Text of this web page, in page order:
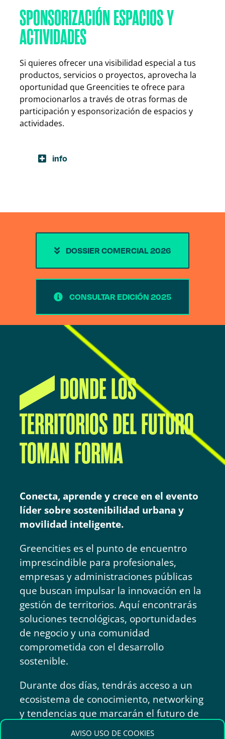
AVISO USO DE COOKIES
SPONSORIZACIÓN ESPACIOS Y
ACTIVIDADES
Si quieres ofrecer una visibilidad especial a tus
productos, servicios o proyectos, aprovecha la
oportunidad que Greencities te ofrece para
promocionarlos a través de otras formas de
participación y esponsorización de espacios y
actividades.
info
DOSSIER COMERCIAL 2026
CONSULTAR EDICIÓN 2025
DONDE LOS
TERRITORIOS DEL FUTURO
TOMAN FORMA
Conecta, aprende y crece en el evento
líder sobre sostenibilidad urbana y
movilidad inteligente.
Greencities es el punto de encuentro
imprescindible para profesionales,
empresas y administraciones públicas
que buscan impulsar la innovación en la
gestión de territorios. Aquí encontrarás
soluciones tecnológicas, oportunidades
de negocio y una comunidad
comprometida con el desarrollo
sostenible.
Durante dos días, tendrás acceso a un
ecosistema de conocimiento, networking
y tendencias que marcarán el futuro de